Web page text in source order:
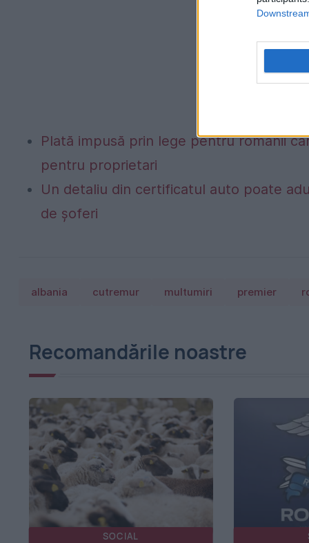
Plată impusă prin lege pentru românii
pentru proprietari
Un detaliu din certificatul auto poate
de șoferi
albania cutremur multumiri premier
Recomandările noastre
SOCIAL